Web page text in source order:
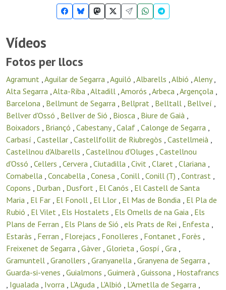
Vídeos
Fotos per llocs
Agramunt ,Aguilar de Segarra ,Aguiló ,Albarells ,Albió ,Aleny,
Alta Segarra ,Alta-Riba ,Altadill ,Amorós ,Arbeca ,Argençola ,
Barcelona , Bellmunt de Segarra , Bellprat , Belltall , Bellveí ,
Bellver d'Ossó , Bellver de Sió , Biosca , Biure de Gaià ,
Boixadors , Briançó , Cabestany, Calaf , Calonge de Segarra ,
Carbasí , Castellar , Castellfollit de Riubregòs , Castellmeià ,
Castellnou d'Albarells , Castellnou d'Oluges , Castellnou
d'Ossó , Cellers , Cervera , Ciutadilla , Civit , Claret , Clariana ,
Comabella , Concabella , Conesa , Conill , Conill (T) , Contrast ,
Copons , Durban , Dusfort , El Canós , El Castell de Santa
Maria , El Far , El Fonoll , El Llor , El Mas de Bondia , El Pla de
Rubió , El Vilet , Els Hostalets , Els Omells de na Gaia , Els
Plans de Ferran , Els Plans de Sió , els Prats de Rei , Enfesta ,
Estaràs , Ferran , Florejacs , Fonolleres , Fontanet , Forès ,
Freixenet de Segarra , Gàver , Glorieta , Gospí , Gra ,
Gramuntell , Granollers , Granyanella , Granyena de Segarra ,
Guarda-si-venes , Guialmons , Guimerà , Guissona , Hostafrancs
, Igualada , Ivorra , L'Aguda , L'Albió , L'Ametlla de Segarra ,